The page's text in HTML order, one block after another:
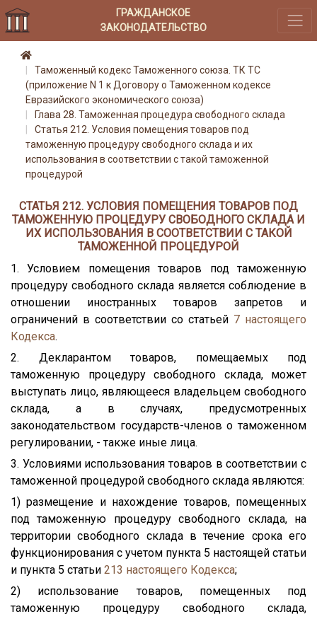
ГРАЖДАНСКОЕ
ЗАКОНОДАТЕЛЬСТВО
Таможенный кодекс Таможенного союза. ТК ТС
(приложение N 1 к Договору о Таможенном кодексе
Евразийского экономического союза)
Глава 28. Таможенная процедура свободного склада
Статья 212. Условия помещения товаров под
таможенную процедуру свободного склада и их
использования в соответствии с такой таможенной
процедурой
СТАТЬЯ 212. УСЛОВИЯ ПОМЕЩЕНИЯ ТОВАРОВ ПОД
ТАМОЖЕННУЮ ПРОЦЕДУРУ СВОБОДНОГО СКЛАДА И
ИХ ИСПОЛЬЗОВАНИЯ В СООТВЕТСТВИИ С ТАКОЙ
ТАМОЖЕННОЙ ПРОЦЕДУРОЙ
1. Условием помещения товаров под таможенную
процедуру свободного склада является соблюдение в
отношении иностранных товаров запретов и
ограничений в соответствии со статьей 7 настоящего
Кодекса.
2. Декларантом товаров, помещаемых под
таможенную процедуру свободного склада, может
выступать лицо, являющееся владельцем свободного
склада, а в случаях, предусмотренных
законодательством государств-членов о таможенном
регулировании, - также иные лица.
3. Условиями использования товаров в соответствии с
таможенной процедурой свободного склада являются:
1) размещение и нахождение товаров, помещенных
под таможенную процедуру свободного склада, на
территории свободного склада в течение срока его
функционирования с учетом пункта 5 настоящей статьи
и пункта 5 статьи 213 настоящего Кодекса;
2) использование товаров, помещенных под
таможенную процедуру свободного склада,